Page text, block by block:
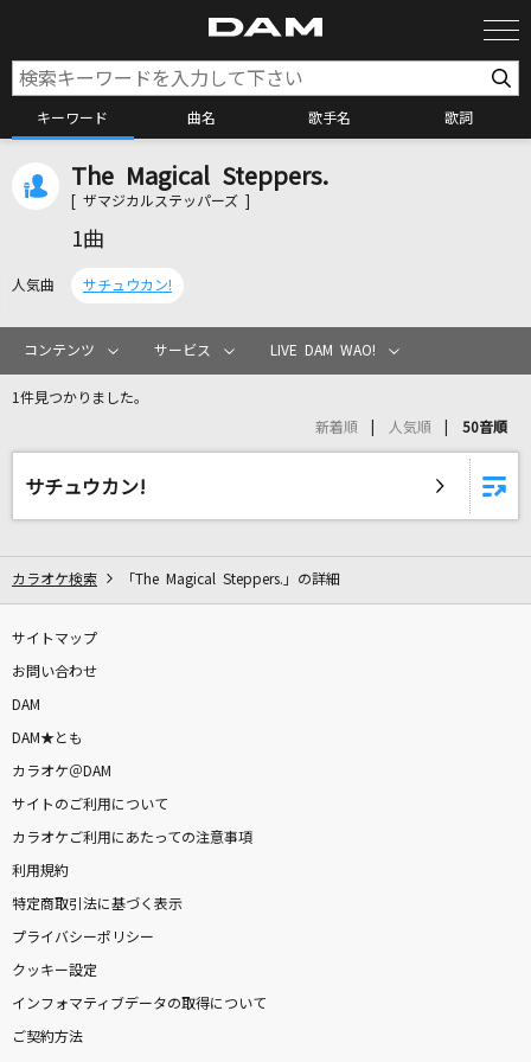
キーワード 曲名 歌手名 歌詞
カラオケ検索
カラオケリクエスト
リアルタイムで歌われている曲の一覧
ポルノグラフィティ
Talk to My Tone
MILABO
ずっと真夜中でいいのに。
白日
King Gnu
The Magical Steppers.
[ ザマジカルステッパーズ ]
1曲
人気曲 サチュウカン!
コンテンツ サービス LIVE DAM WAO!
1件見つかりました。
新着順 人気順 50音順
サチュウカン!
カラオケ検索 「The Magical Steppers.」の詳細
サイトマップ
お問い合わせ
DAM
DAM★とも
カラオケ＠DAM
サイトのご利用について
カラオケご利用にあたっての注意事項
利用規約
特定商取引法に基づく表示
プライバシーポリシー
クッキー設定
インフォマティブデータの取得について
ご契約方法